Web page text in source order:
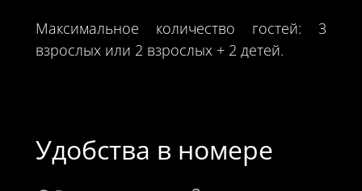
Максимальное количество гостей: 3
взрослых или 2 взрослых + 2 детей.
Удобства в номере